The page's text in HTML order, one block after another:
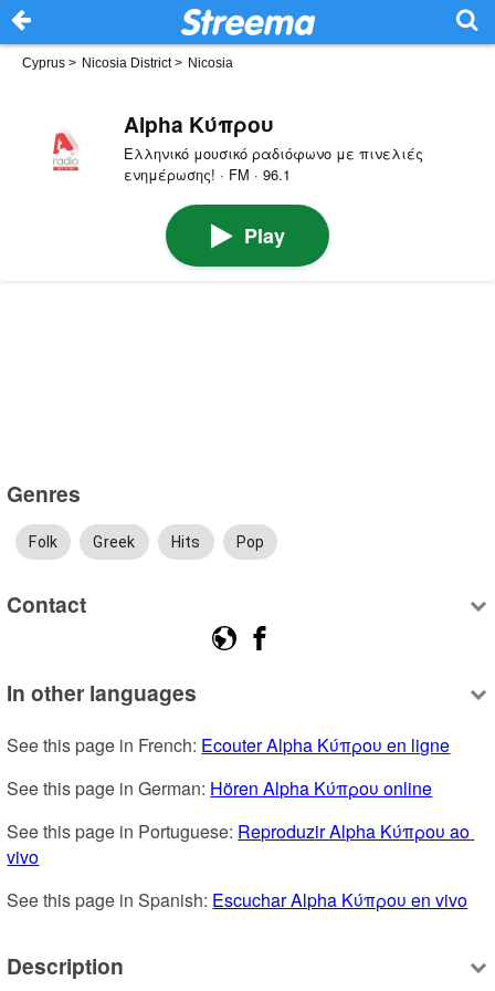
Cyprus > Nicosia District> Nicosia
Alpha Κύπρου
Eλληνικό μουσικό ραδιόφωνο με πινελιές
ενημέρωσης! · FM · 96.1
Play
Genres
Folk Greek Hits Pop
Contact
In other languages
See this page in French: Ecouter Alpha Κύπρου en ligne
See this page in German: Hören Alpha Κύπρου online
See this page in Portuguese: Reproduzir Alpha Κύπρου ao
vivo
See this page in Spanish: Escuchar Alpha Κύπρου en vivo
Description